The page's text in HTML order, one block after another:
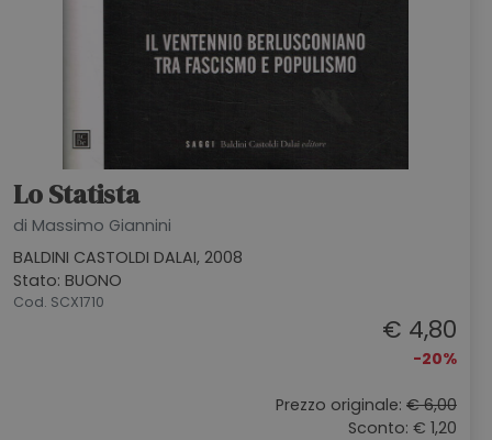
Lo Statista
di Massimo Giannini
BALDINI CASTOLDI DALAI, 2008
Stato: BUONO
Cod. SCX1710
€ 4,80
-20%
Prezzo originale: € 6,00
Sconto: € 1,20